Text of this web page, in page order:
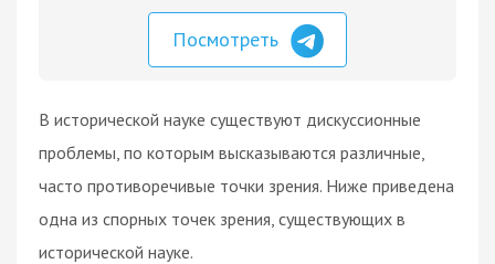
Посмотреть
В исторической науке существуют дискуссионные
проблемы, по которым высказываются различные,
часто противоречивые точки зрения. Ниже приведена
одна из спорных точек зрения, существующих в
исторической науке.